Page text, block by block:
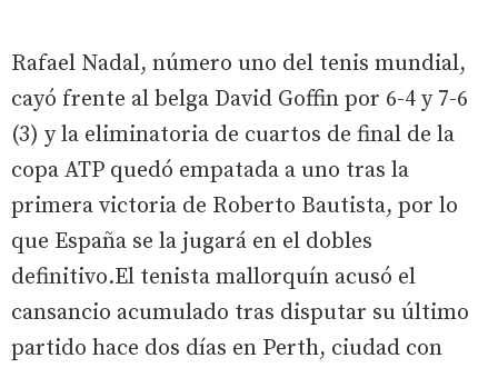
Rafael Nadal, número uno del tenis mundial,
cayó frente al belga David Goffin por 6-4 y 7-6
(3) y la eliminatoria de cuartos de final de la
copa ATP quedó empatada a uno tras la
primera victoria de Roberto Bautista, por lo
que España se la jugará en el dobles
definitivo.El tenista mallorquín acusó el
cansancio acumulado tras disputar su último
partido hace dos días en Perth, ciudad con